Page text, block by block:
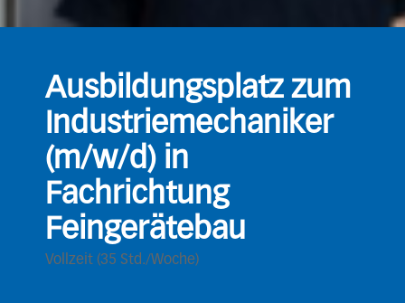
Ausbildungsplatz zum
Industriemechaniker
(m/w/d) in
Fachrichtung
Feingerätebau
Vollzeit (35 Std./Woche)